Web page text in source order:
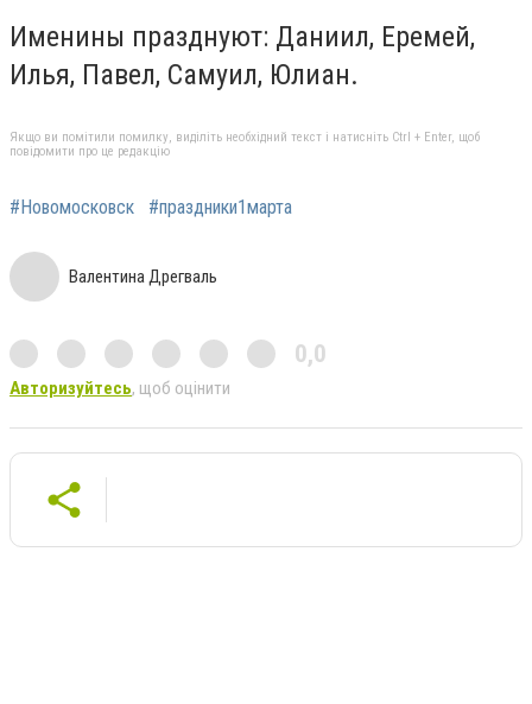
Именины празднуют: Даниил, Еремей,
Илья, Павел, Самуил, Юлиан.
Якщо ви помітили помилку, виділіть необхідний текст і натисніть Ctrl + Enter, щоб
повідомити про це редакцію
#Новомосковск #праздники1марта
Валентина Дрегваль
0,0
Авторизуйтесь, щоб оцінити